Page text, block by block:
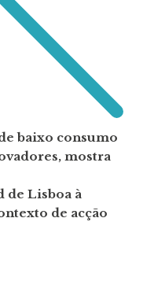
baixo consumo
mostra
de Lisboa à
de acção